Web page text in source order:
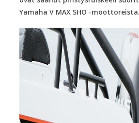
Yamaha V MAX SHO -moottoreista.